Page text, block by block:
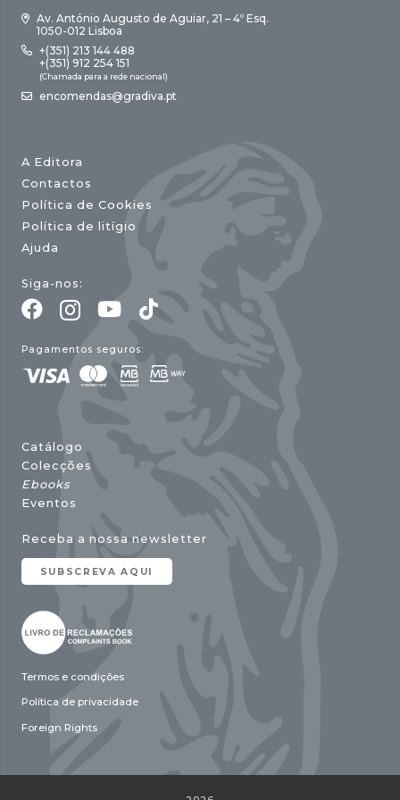
Av. António Augusto de Aguiar, 21 – 4º Esq.
1050-012 Lisboa
+(351) 213 144 488
+(351) 912 254 151
(Chamada para a rede nacional)
encomendas@gradiva.pt
A Editora
Contactos
Política de Cookies
Política de litígio
Ajuda
Siga-nos:
Pagamentos seguros:
Catálogo
Colecções
Ebooks
Eventos
Receba a nossa newsletter
SUBSCREVA AQUI
Termos e condições
Política de privacidade
Foreign Rights